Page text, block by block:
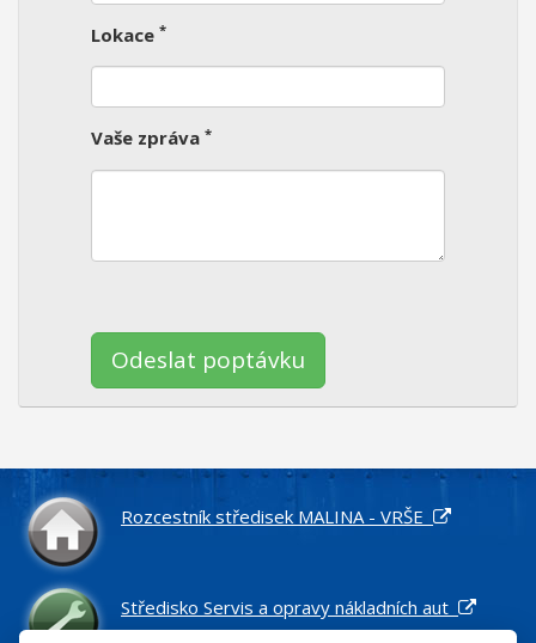
Lokace *
Vaše zpráva *
pole
prázdné.
Rozcestník středisek MALINA - VRŠE
Středisko Servis a opravy nákladních aut